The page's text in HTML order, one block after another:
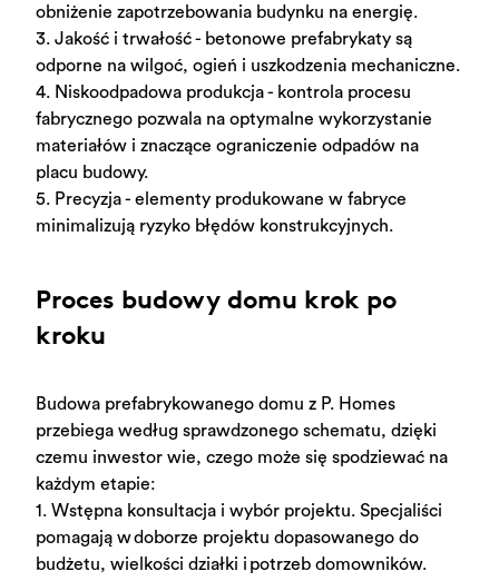
obniżenie zapotrzebowania budynku na energię.
3. Jakość i trwałość - betonowe prefabrykaty są
odporne na wilgoć, ogień i uszkodzenia mechaniczne.
4. Niskoodpadowa produkcja - kontrola procesu
fabrycznego pozwala na optymalne wykorzystanie
materiałów i znaczące ograniczenie odpadów na
placu budowy.
5. Precyzja - elementy produkowane w fabryce
minimalizują ryzyko błędów konstrukcyjnych.
Proces budowy domu krok po
kroku
Budowa prefabrykowanego domu z P. Homes
przebiega według sprawdzonego schematu, dzięki
czemu inwestor wie, czego może się spodziewać na
każdym etapie:
1. Wstępna konsultacja i wybór projektu. Specjaliści
pomagają w doborze projektu dopasowanego do
budżetu, wielkości działki i potrzeb domowników.